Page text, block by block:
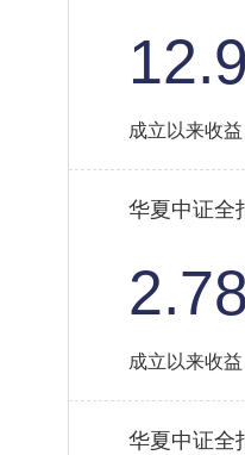
成立以来收益
华夏中证全
成立以来收益
华夏中证全